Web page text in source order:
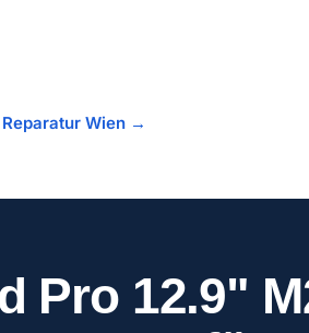
Reparatur Wien →
Pro 12.9"